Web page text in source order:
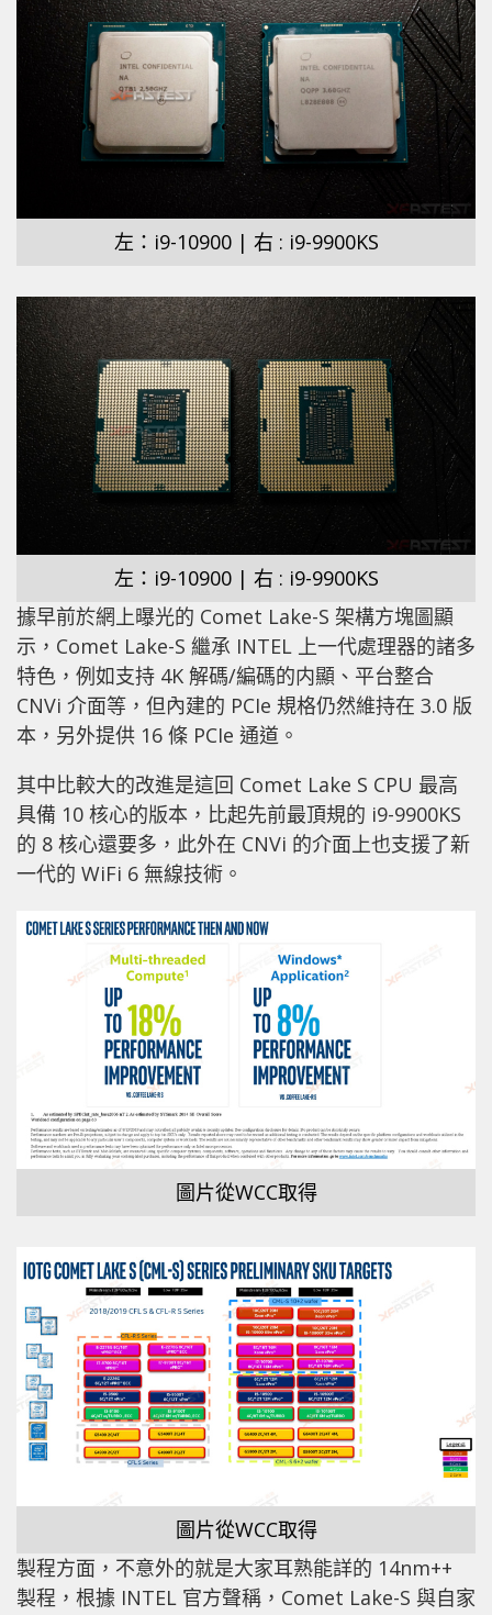
左：i9-10900 | 右 : i9-9900KS
左：i9-10900 | 右 : i9-9900KS
據早前於網上曝光的 Comet Lake-S 架構方塊圖顯
示，Comet Lake-S 繼承 INTEL 上一代處理器的諸多
特色，例如支持 4K 解碼/編碼的内顯、平台整合
CNVi 介面等，但內建的 PCIe 規格仍然維持在 3.0 版
本，另外提供 16 條 PCIe 通道。
其中比較大的改進是這回 Comet Lake S CPU 最高
具備 10 核心的版本，比起先前最頂規的 i9-9900KS
的 8 核心還要多，此外在 CNVi 的介面上也支援了新
一代的 WiFi 6 無線技術。
圖片從WCC取得
圖片從WCC取得
製程方面，不意外的就是大家耳熟能詳的 14nm++
製程，根據 INTEL 官方聲稱，Comet Lake-S 與自家